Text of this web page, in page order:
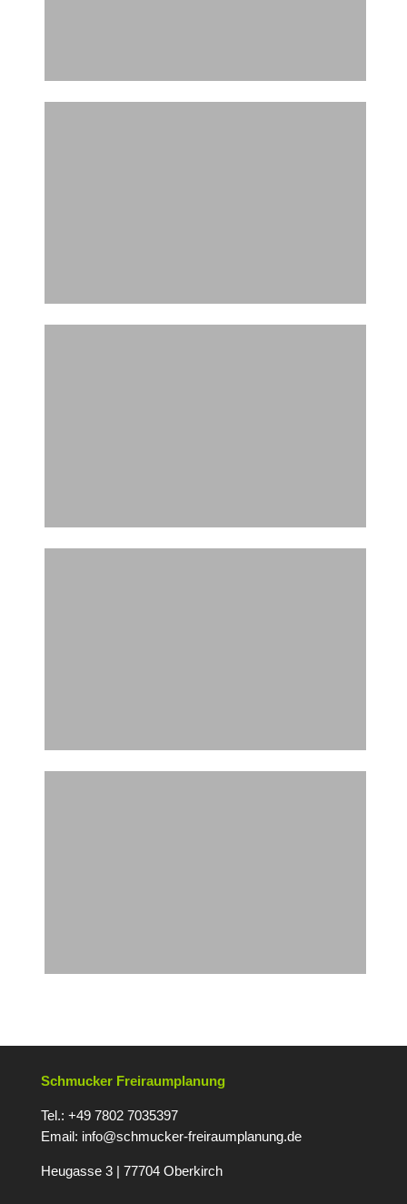
Schmucker Freiraumplanung
Tel.: +49 7802 7035397
Email: info@schmucker-freiraumplanung.de
Heugasse 3 | 77704 Oberkirch